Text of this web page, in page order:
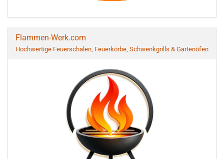
Flammen-Werk.com
Hochwertige Feuerschalen, Feuerkörbe, Schwenkgrills & Gartenöfen